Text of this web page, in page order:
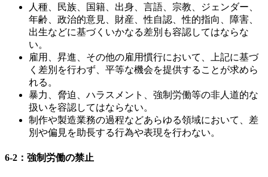
人種、民族、国籍、出身、言語、宗教、ジェンダー、
年齢、政治的意見、財産、性自認、性的指向、障害、
出生などに基づくいかなる差別も容認してはならな
い。
雇用、昇進、その他の雇用慣行において、上記に基づ
く差別を行わず、平等な機会を提供することが求めら
れる。
暴力、脅迫、ハラスメント、強制労働等の非人道的な
扱いを容認してはならない。
制作や製造業務の過程などあらゆる領域において、差
別や偏見を助長する行為や表現を行わない。
6-2：強制労働の禁止